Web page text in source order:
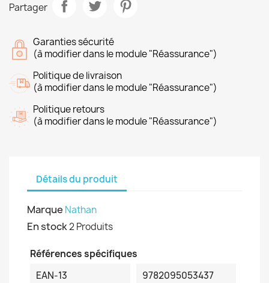
Partager
Garanties sécurité
(à modifier dans le module "Réassurance")
Politique de livraison
(à modifier dans le module "Réassurance")
Politique retours
(à modifier dans le module "Réassurance")
Détails du produit
Marque Nathan
En stock2 Produits
Références spécifiques
EAN-13
9782095053437